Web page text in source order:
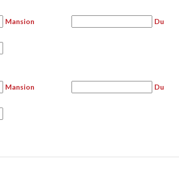
Mansion Du
Mansion Du